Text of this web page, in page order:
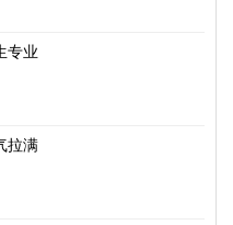
专业
拉满